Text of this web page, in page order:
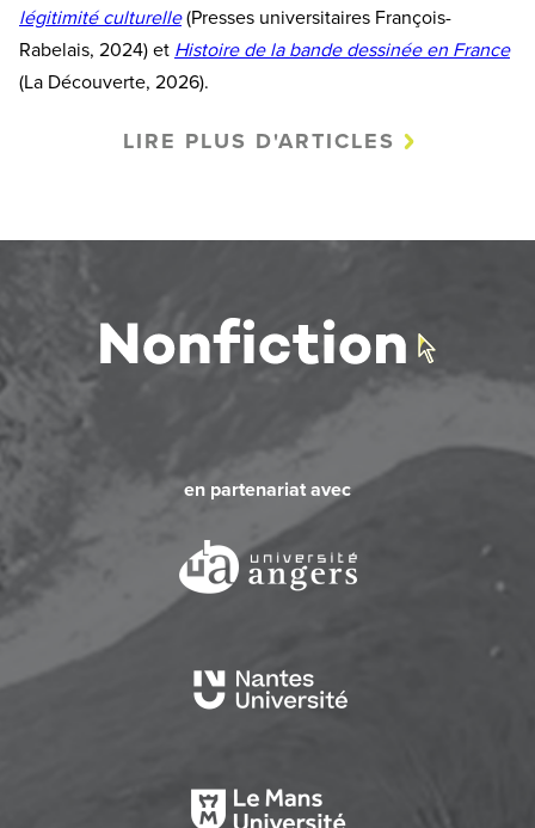
légitimité culturelle(Presses universitaires François-
Rabelais, 2024) et Histoire de la bande dessinée en France
(La Découverte, 2026).
LIRE PLUS D'ARTICLES
en partenariat avec